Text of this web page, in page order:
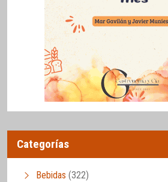
Categorías
Bebidas (322)